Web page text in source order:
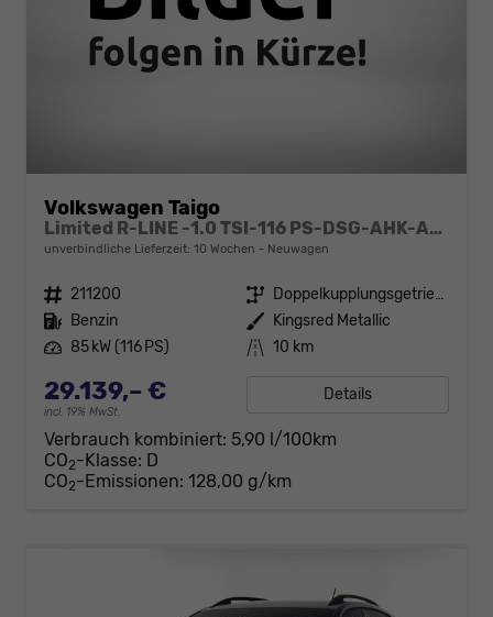
Volkswagen Taigo
Limited R-LINE -1.0 TSI-116 PS-DSG-AHK-Anschlussgarantie-AppleCarPlay-AndroidAuto-Kessy GO-ACC-PDC2x-Kamera-Klimaautomatik-LED MATRIX-18"Alu
unverbindliche Lieferzeit: 10 Wochen Neuwagen
Fahrzeugnr. 211200 Getriebe
Doppelkupplungsgetriebe (DSG)
Kraftstoff Benzin Außenfarbe Kingsred Metallic
Leistung 85 kW (116 PS) Kilometerstand 10 km
29.139,– €
incl. 19% MwSt.
Details
Verbrauch kombiniert: 5,90 l/100km
CO2-Klasse: D
CO2-Emissionen: 128,00 g/km